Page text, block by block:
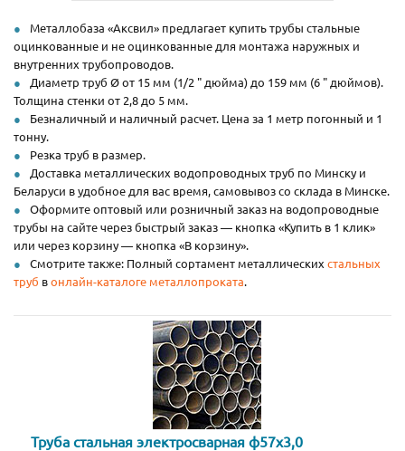
Металлобаза «Аксвил» предлагает купить трубы стальные
оцинкованные и не оцинкованные для монтажа наружных и
внутренних трубопроводов.
Диаметр труб Ø от 15 мм (1/2 " дюйма) до 159 мм (6 " дюймов).
Толщина стенки от 2,8 до 5 мм.
Безналичный и наличный расчет. Цена за 1 метр погонный и 1
тонну.
Резка труб в размер.
Доставка металлических водопроводных труб по Минску и
Беларуси в удобное для вас время, самовывоз со склада в Минске.
Оформите оптовый или розничный заказ на водопроводные
трубы на сайте через быстрый заказ — кнопка «Купить в 1 клик»
или через корзину — кнопка «В корзину».
Смотрите также: Полный сортамент металлических стальных
труб вонлайн-каталоге металлопроката.
Труба стальная электросварная ф57х3,0